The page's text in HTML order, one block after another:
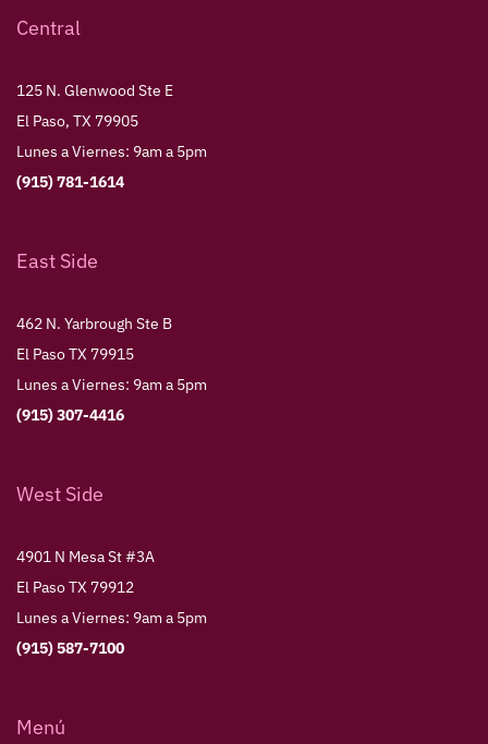
Central
125 N. Glenwood Ste E
El Paso, TX 79905
Lunes a Viernes: 9am a 5pm
(915) 781-1614
East Side
462 N. Yarbrough Ste B
El Paso TX 79915
Lunes a Viernes: 9am a 5pm
(915) 307-4416
West Side
4901 N Mesa St #3A
El Paso TX 79912
Lunes a Viernes: 9am a 5pm
(915) 587-7100
Menú